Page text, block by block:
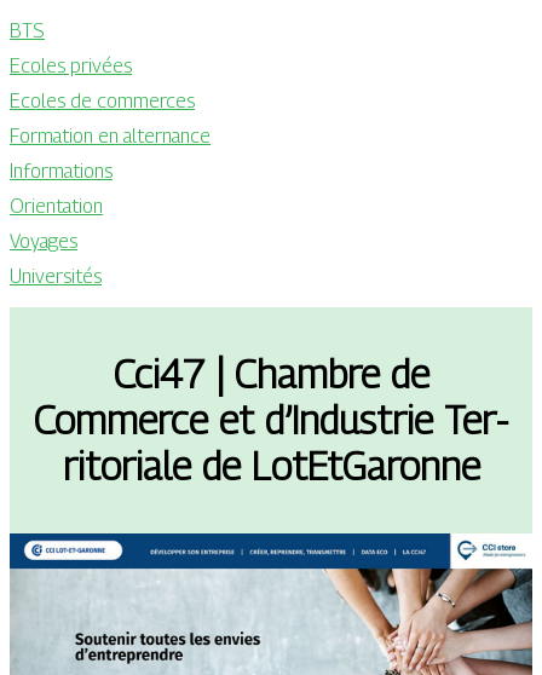
BTS
Ecoles privées
Ecoles de commerces
Formation en alternance
Informations
Orientation
Voyages
Universités
Cci47 | Chambre de
Commerce et d’Industrie Ter­
ritoria­le de LotEtGaronne